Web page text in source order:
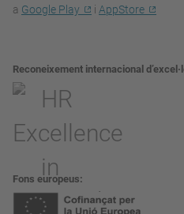
a Google Play i AppStore
Reconeixement internacional
Fons europeus